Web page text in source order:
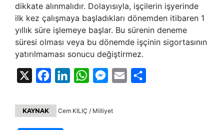
dikkate alınmalıdır. Dolayısıyla, işçilerin işyerinde
ilk kez çalışmaya başladıkları dönemden itibaren 1
yıllık süre işlemeye başlar. Bu sürenin deneme
süresi olması veya bu dönemde işçinin sigortasının
yatırılmaması sonucu değiştirmez.
FacebookLinkedInWhatsAppMessenger
Email
KAYNAK Cem KILIÇ / Milliyet